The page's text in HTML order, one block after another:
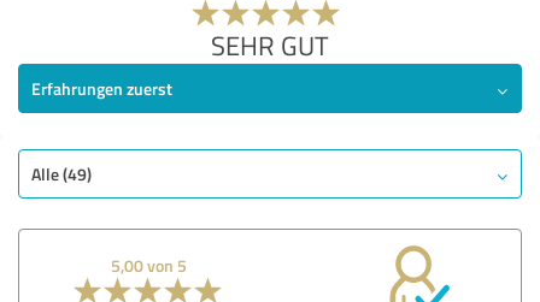
SEHR GUT
Erfahrungen zuerst
Alle (49)
5,00 von 5